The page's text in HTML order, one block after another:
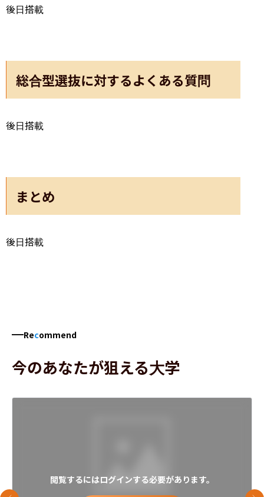
後日搭載
総合型選抜に対するよくある質問
後日搭載
まとめ
後日搭載
Recommend
今のあなたが狙える大学
閲覧するにはログインする必要があります。